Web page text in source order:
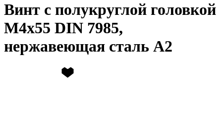
Винт с полукруглой головкой
М4х55 DIN 7985,
нержавеющая сталь А2